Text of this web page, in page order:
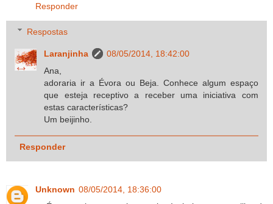
Responder
Respostas
Laranjinha
08/05/2014, 18:42:00
Ana,
adoraria ir a Évora ou Beja. Conhece algum espaço
que esteja receptivo a receber uma iniciativa com
estas características?
Um beijinho.
Responder
Unknown 08/05/2014, 18:36:00